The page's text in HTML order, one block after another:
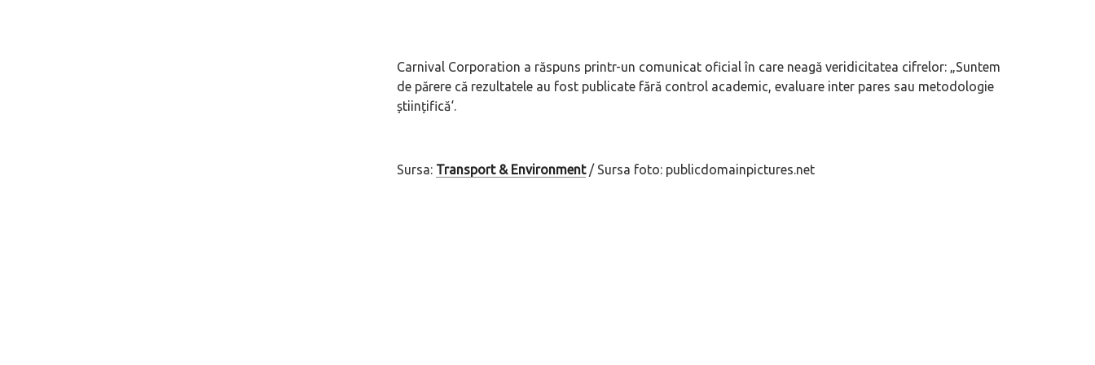
Carnival Corporation a răspuns printr-un comunicat oficial în care neagă veridicitatea cifrelor: „Suntem
de părere că rezultatele au fost publicate fără control academic, evaluare inter pares sau metodologie
științifică‘.
Sursa: Transport & Environment/ Sursa foto: publicdomainpictures.net